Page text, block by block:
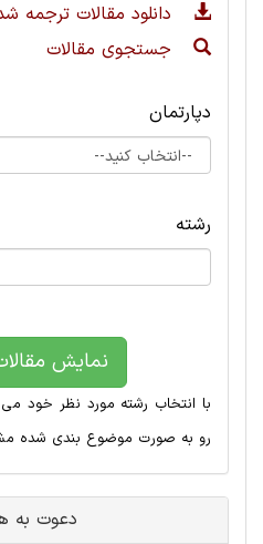
دانلود مقالات ترجمه
جستجوی مقالات
دپارتمان
رشته
نمایش
با انتخاب رشته مورد نظر خود
رو به صورت موضوع بندی شده
دعوت به